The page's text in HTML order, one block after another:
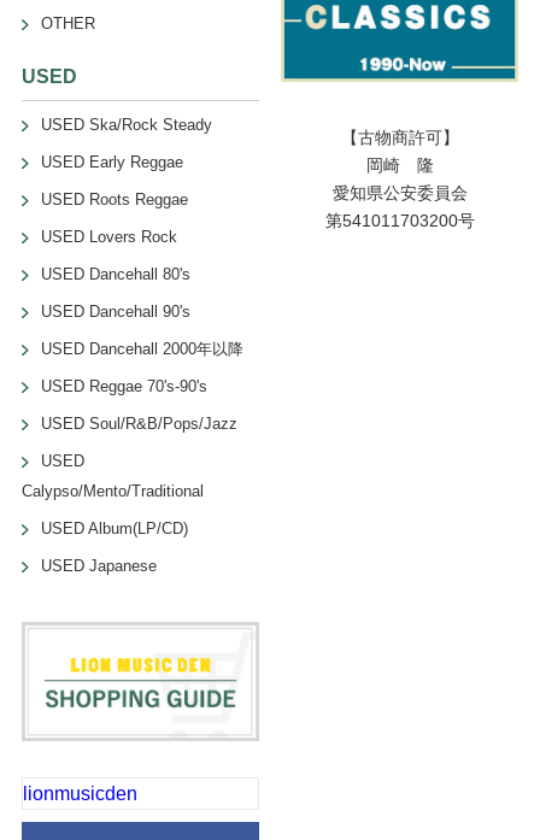
OTHER
USED
USED Ska/Rock Steady
USED Early Reggae
USED Roots Reggae
USED Lovers Rock
USED Dancehall 80's
USED Dancehall 90's
USED Dancehall 2000年以降
USED Reggae 70's-90's
USED Soul/R&B/Pops/Jazz
USED
Calypso/Mento/Traditional
USED Album(LP/CD)
USED Japanese
lionmusicden
【古物商許可】
岡崎 隆
愛知県公安委員会
第541011703200号